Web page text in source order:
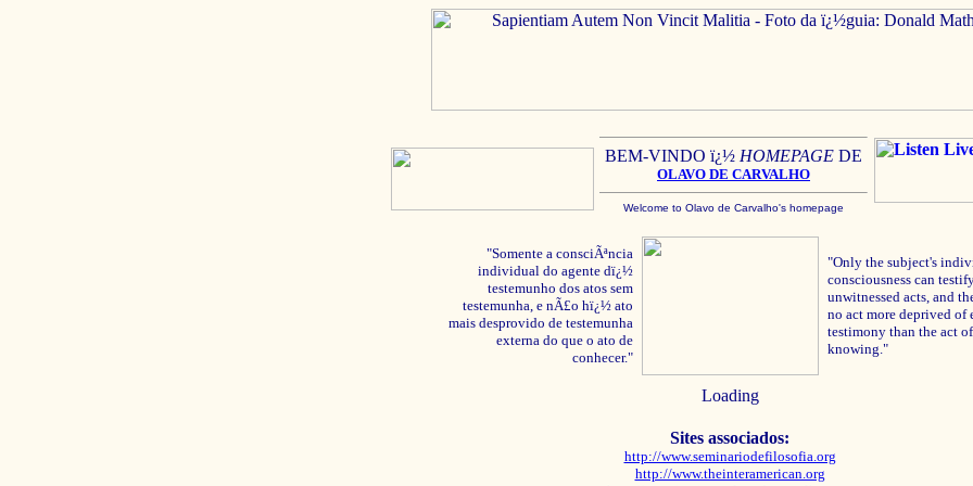
BEM-VINDO ï¿½ HOMEPAGE DE
OLAVO DE CARVALHO
Welcome to Olavo de Carvalho's homepage
"Somente a consciÃªncia
individual do agente dï¿½
testemunho dos atos sem
testemunha, e nÃ£o hï¿½ ato
mais desprovido de testemunha
externa do que o ato de
conhecer."
"Only the subject's
consciousness can
unwitnessed acts, and
no act more deprived of
testimony than the act of
knowing."
Loading
Sites associados:
http://www.seminariodefilosofia.org
http://www.theinteramerican.org